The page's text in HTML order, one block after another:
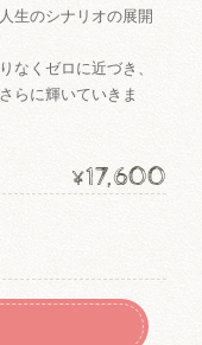
生のシナリオの展開
なくゼロに近づき、
らに輝いていきま
¥17,600